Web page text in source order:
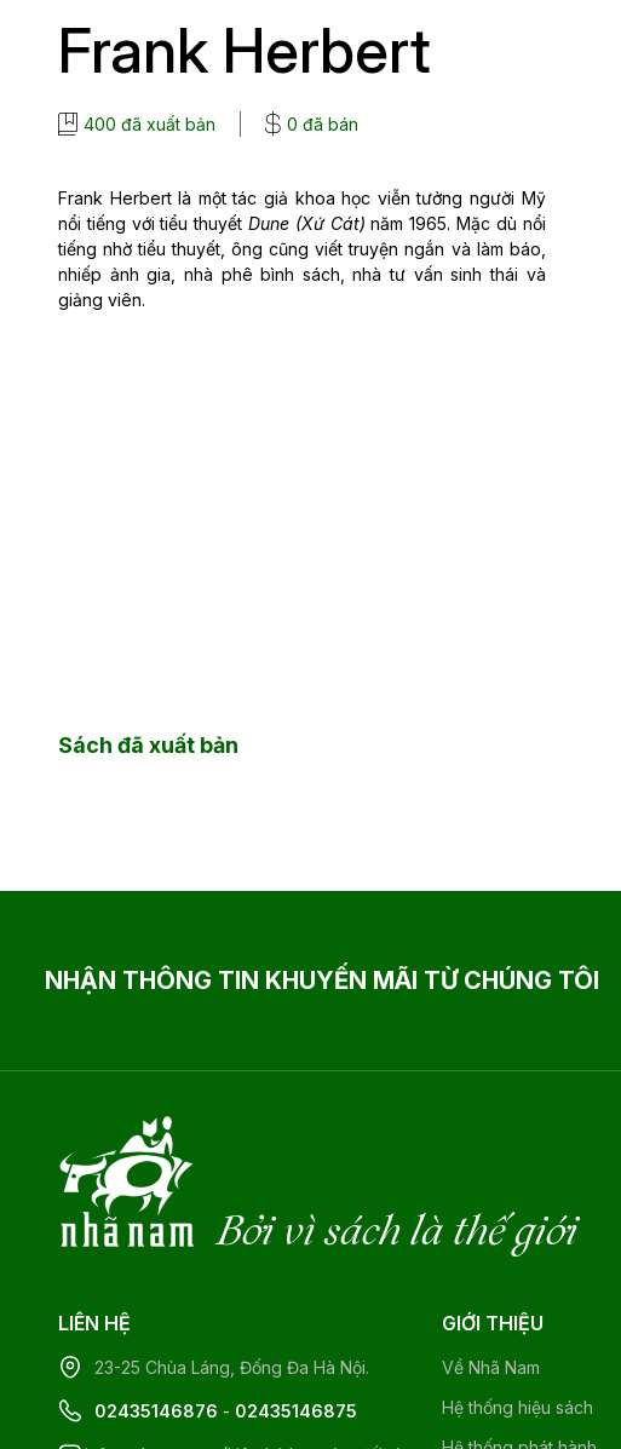
Frank Herbert
400 đã xuất bản 0 đã bán
Frank Herbert là một tác giả khoa học viễn tưởng người Mỹ
nổi tiếng với tiểu thuyếtDune (Xứ Cát) năm 1965. Mặc dù nổi
tiếng nhờ tiểu thuyết, ông cũng viết truyện ngắn và làm báo,
nhiếp ảnh gia, nhà phê bình sách, nhà tư vấn sinh thái và
giảng viên.
Sách đã xuất bản
NHẬN THÔNG TIN KHUYẾN MÃI TỪ CHÚNG TÔI
Bởi vì sách là thế giới
LIÊN HỆ
23-25 Chùa Láng, Đống Đa Hà Nội.
02435146876 - 02435146875
GIỚI THIỆU
Về Nhã Nam
Hệ thống hiệu sách